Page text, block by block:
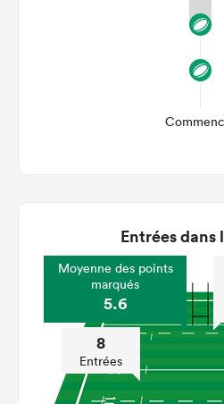
Entrées dans
Moyenne des points
marqués
5.6
8
Entrées